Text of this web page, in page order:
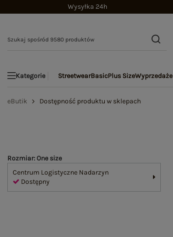
Wysyłka 24h
Kategorie StreetwearBasicPlus SizeWyprzedaże
eButik Dostępność produktu w sklepach
Rozmiar: One size
Centrum Logistyczne Nadarzyn
Dostępny